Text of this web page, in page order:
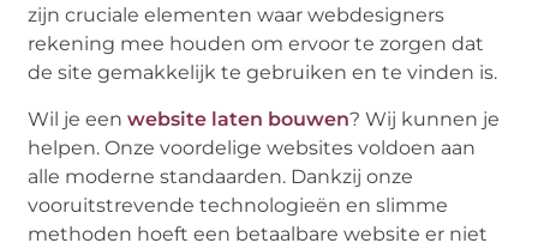
zijn cruciale elementen waar webdesigners
rekening mee houden om ervoor te zorgen dat
de site gemakkelijk te gebruiken en te vinden is.
Wil je eenwebsite laten bouwen? Wij kunnen je
helpen. Onze voordelige websites voldoen aan
alle moderne standaarden. Dankzij onze
vooruitstrevende technologieën en slimme
methoden hoeft een betaalbare website er niet